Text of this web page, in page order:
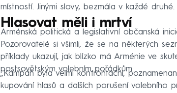
místností. Jinými slovy, bezmála v každé
Hlasovat měli i mrtví
Arménská politická a legislativní občanská
Pozorovatelé si všimli, že se na některých
příklady ukazují, jak blízko má Arménie ve
postsovětským volebním pořádkům.
„Kampaň byla velmi konfrontační,
kupování hlasů a dalších porušení volebního